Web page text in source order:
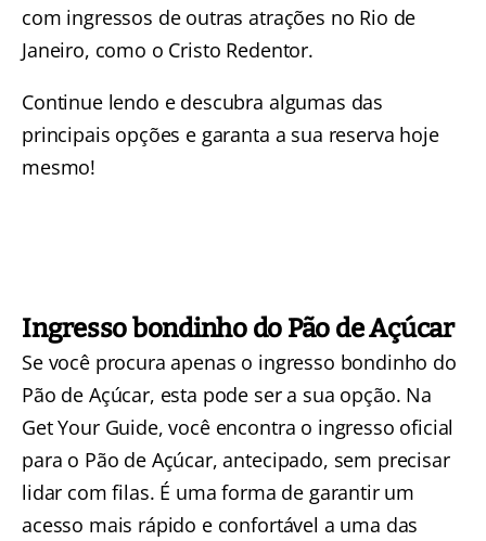
com ingressos de outras atrações no Rio de
Janeiro, como o Cristo Redentor.
Continue lendo e descubra algumas das
principais opções e garanta a sua reserva hoje
mesmo!
Ingresso bondinho do Pão de Açúcar
Se você procura apenas o ingresso bondinho do
Pão de Açúcar, esta pode ser a sua opção. Na
Get Your Guide, você encontra o ingresso oficial
para o Pão de Açúcar, antecipado, sem precisar
lidar com filas. É uma forma de garantir um
acesso mais rápido e confortável a uma das